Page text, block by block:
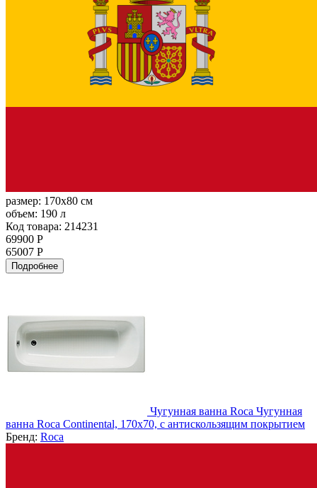
размер: 170x80 см
объем: 190 л
Код товара: 214231
69900 Р
65007 Р
Подробнее
Чугунная ванна Roca Чугунная
ванна Roca Continental, 170x70, с антискользящим покрытием
Бренд: Roca